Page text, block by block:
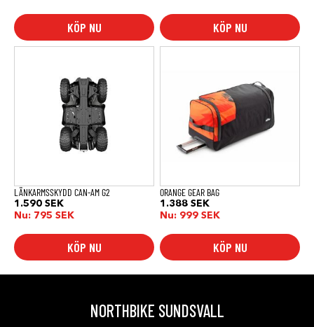
KÖP NU KÖP NU
LÄNKARMSSKYDD CAN-AM G2
1.590 SEK
Nu: 795 SEK
KÖP NU
ORANGE GEAR BAG
1.388 SEK
Nu: 999 SEK
KÖP NU
NORTHBIKE SUNDSVALL